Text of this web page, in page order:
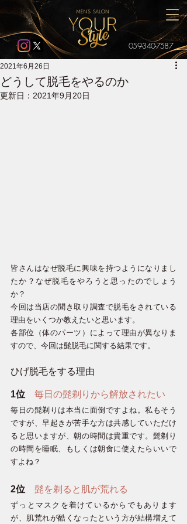
059-340-7587
どうして脱毛をやるのか
2021年6月26日
更新日： 2021年9月20日
皆さんはなぜ脱毛に興味を持つようになりまし
たか？なぜ脱毛をやろうと思ったのでしょう
か？
今回は当店の聞き取り調査で脱毛をされている
理由をいくつか教えたいと思います。
各部位（体のパーツ）によって理由が異なりま
すので、今回は髭脱毛に関する結果です。
ひげ脱毛をする理由
1位 毎日の髭剃りから解放されたい
毎日の髭剃りは本当に面倒ですよね。私もそう
ですが、早起きが苦手な方は共感していただけ
ると思いますが、朝の時間は貴重です。髭剃り
の時間を睡眠、もしくは朝食に使えたらいいで
すよね？
2位 髭を剃ると肌が荒れる
ずっとマスクを着けているからでもあります
が、肌荒れが酷くなったという方が結構増えて